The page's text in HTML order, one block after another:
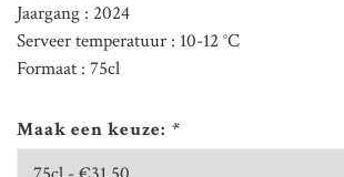
Jaargang : 2024
Serveer temperatuur : 10-12 °C
Formaat : 75cl
Maak een keuze: *